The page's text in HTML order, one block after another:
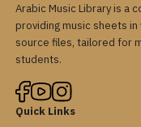
Arabic Music Library is a
providing music sheets in
source files, tailored for
students.
Quick Links